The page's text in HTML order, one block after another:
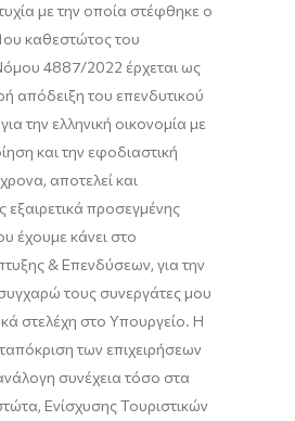
με την οποία στέφθηκε ο
καθεστώτος του
4887/2022 έρχεται ως
απόδειξη του επενδυτικού
την ελληνική οικονομία με
και την εφοδιαστική
αποτελεί και
εξαιρετικά προσεγμένης
έχουμε κάνει στο
& Επενδύσεων, για την
τους συνεργάτες μου
στελέχη στο Υπουργείο. Η
των επιχειρήσεων
συνέχεια τόσο στα
Ενίσχυσης Τουριστικών